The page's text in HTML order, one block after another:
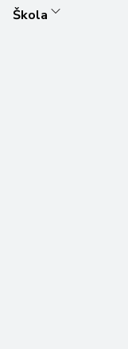
Škola